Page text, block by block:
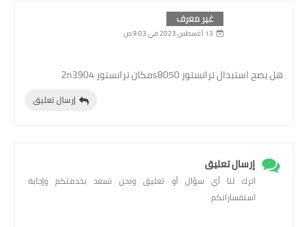
غير معرف
13 أغسطس 2023 في 9:03 ص
هل يصح استبدال ترانستور s8050مكان ترانستور 2n3904
إرسال تعليق
إرسال تعليق
اترك لنا أي سؤال أو تعليق ونحن نسعد بخدمتكم وإجابة
استفساراتكم